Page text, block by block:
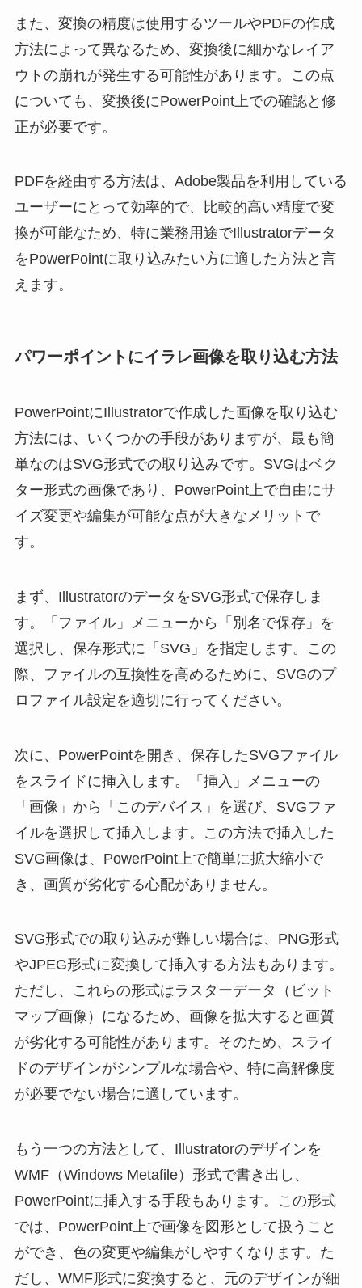
また、変換の精度は使用するツールやPDFの作成
方法によって異なるため、変換後に細かなレイア
ウトの崩れが発生する可能性があります。この点
についても、変換後にPowerPoint上での確認と修
正が必要です。
PDFを経由する方法は、Adobe製品を利用している
ユーザーにとって効率的で、比較的高い精度で変
換が可能なため、特に業務用途でIllustratorデータ
をPowerPointに取り込みたい方に適した方法と言
えます。
パワーポイントにイラレ画像を取り込む方法
PowerPointにIllustratorで作成した画像を取り込む
方法には、いくつかの手段がありますが、最も簡
単なのはSVG形式での取り込みです。SVGはベク
ター形式の画像であり、PowerPoint上で自由にサ
イズ変更や編集が可能な点が大きなメリットで
す。
まず、IllustratorのデータをSVG形式で保存しま
す。「ファイル」メニューから「別名で保存」を
選択し、保存形式に「SVG」を指定します。この
際、ファイルの互換性を高めるために、SVGのプ
ロファイル設定を適切に行ってください。
次に、PowerPointを開き、保存したSVGファイル
をスライドに挿入します。「挿入」メニューの
「画像」から「このデバイス」を選び、SVGファ
イルを選択して挿入します。この方法で挿入した
SVG画像は、PowerPoint上で簡単に拡大縮小で
き、画質が劣化する心配がありません。
SVG形式での取り込みが難しい場合は、PNG形式
やJPEG形式に変換して挿入する方法もあります。
ただし、これらの形式はラスターデータ（ビット
マップ画像）になるため、画像を拡大すると画質
が劣化する可能性があります。そのため、スライ
ドのデザインがシンプルな場合や、特に高解像度
が必要でない場合に適しています。
もう一つの方法として、Illustratorのデザインを
WMF（Windows Metafile）形式で書き出し、
PowerPointに挿入する手段もあります。この形式
では、PowerPoint上で画像を図形として扱うこと
ができ、色の変更や編集がしやすくなります。た
だし、WMF形式に変換すると、元のデザインが細